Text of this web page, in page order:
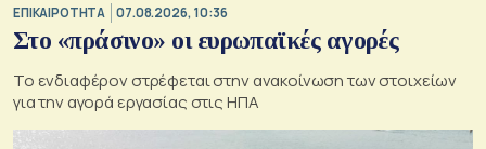
ΕΠΙΚΑΙΡΟΤΗΤΑ 07.08.2026, 10:36
Στο «πράσινο» οι ευρωπαϊκές αγορές
Το ενδιαφέρον στρέφεται στην ανακοίνωση των στοιχείων
για την αγορά εργασίας στις ΗΠΑ